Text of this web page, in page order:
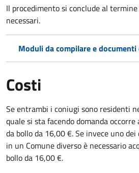
Il procedimento si conclude al
necessari.
Moduli da compilare e documenti
Costi
Se entrambi i coniugi sono residenti
quale si sta facendo domanda
da bollo da 16,00 €. Se invece uno
in un Comune diverso è necessario
bollo da 16,00 €.